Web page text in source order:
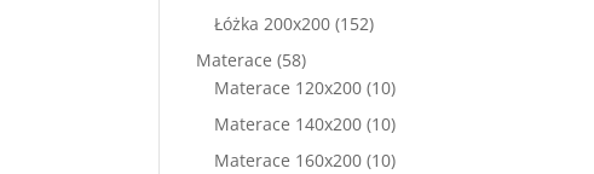
produktów
Łóżka 200x200 152152
Materace 5858
produktów
Materace 120x200 1010
produktów
Materace 140x200 1010
produktów
Materace 160x200 1010